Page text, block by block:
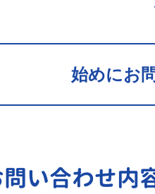
始めにお
い合わせ内